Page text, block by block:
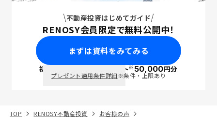
不動産投資はじめてガイド
RENOSY会員限定で無料公開中！
まずは資料をみてみる
初回面談で ポイント※50,000円分
プレゼント適用条件詳細※条件・上限あり
TOP RENOSY不動産投資
お客様の声